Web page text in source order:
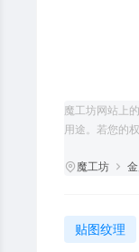
魔工坊网站上
用途。若您的
魔工坊
贴图纹理